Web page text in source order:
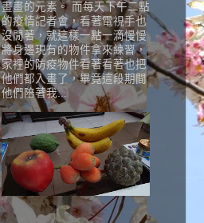
畫畫的元素。 而每天下午二點
的疫情記者會，看著電視手也
沒閒著，就這樣一點一滴慢慢
將身邊現有的物件拿來練習，
家裡的防疫物件看著看著也把
他們都入畫了，畢竟這段期間
他們陪著我...